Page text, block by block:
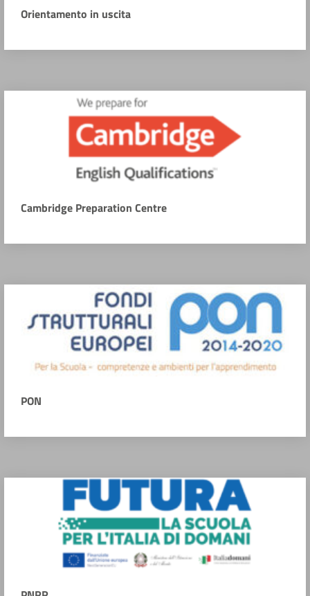
Orientamento in uscita
Cambridge Preparation Centre
PON